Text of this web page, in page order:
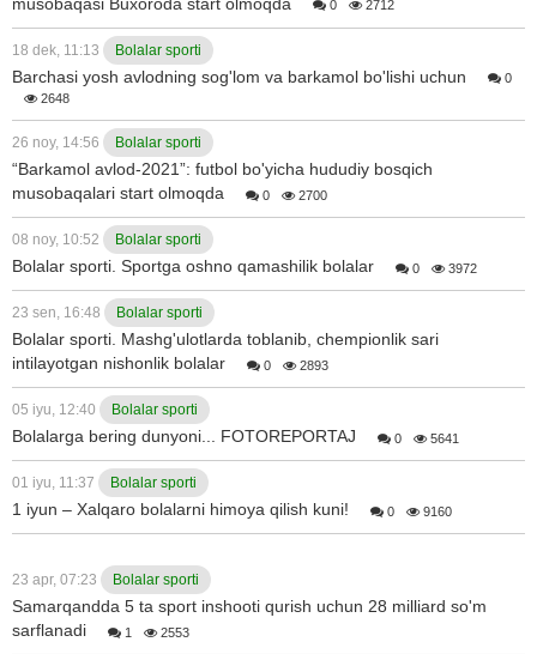
0 2712
18 dek, 11:13 Bolalar sporti
Barchasi yosh avlodning sog'lom va barkamol bo'lishi uchun
0
2648
26 noy, 14:56 Bolalar sporti
“Barkamol avlod-2021”: futbol bo'yicha hududiy bosqich
musobaqalari start olmoqda
0 2700
08 noy, 10:52 Bolalar sporti
Bolalar sporti. Sportga oshno qamashilik bolalar 0 3972
23 sen, 16:48 Bolalar sporti
Bolalar sporti. Mashg'ulotlarda toblanib, chempionlik sari
intilayotgan nishonlik bolalar
0 2893
05 iyu, 12:40 Bolalar sporti
Bolalarga bering dunyoni... FOTOREPORTAJ 0 5641
01 iyu, 11:37 Bolalar sporti
1 iyun – Xalqaro bolalarni himoya qilish kuni! 0 9160
23 apr, 07:23 Bolalar sporti
Samarqandda 5 ta sport inshooti qurish uchun 28 milliard so'm
sarflanadi
1 2553